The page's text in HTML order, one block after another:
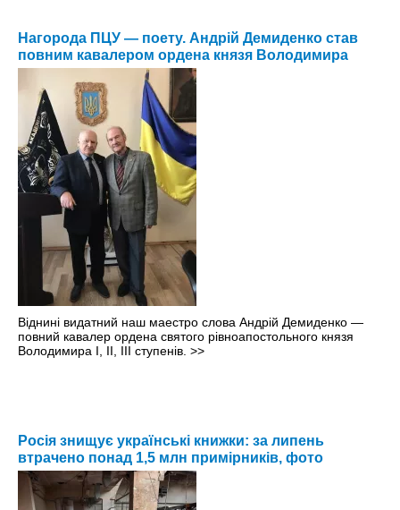
Нагорода ПЦУ — поету. Андрій Демиденко став
повним кавалером ордена князя Володимира
Віднині видатний наш маестро слова Андрій Демиденко —
повний кавалер ордена святого рівноапостольного князя
Володимира І, ІІ, ІІІ ступенів. >>
Росія знищує українські книжки: за липень
втрачено понад 1,5 млн примірників, фото